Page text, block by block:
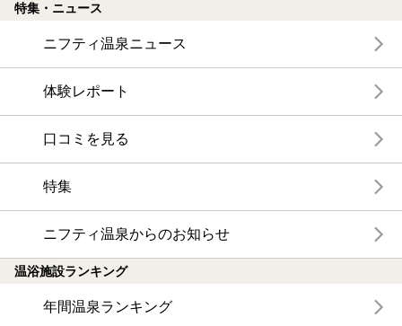
特集・ニュース
ニフティ温泉ニュース
体験レポート
口コミを見る
特集
ニフティ温泉からのお知らせ
温浴施設ランキング
年間温泉ランキング